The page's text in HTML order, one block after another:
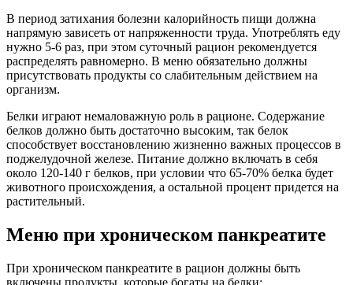
В период затихания болезни калорийность пищи должна
напрямую зависеть от напряженности труда. Употреблять еду
нужно 5-6 раз, при этом суточный рацион рекомендуется
распределять равномерно. В меню обязательно должны
присутствовать продукты со слабительным действием на
организм.
Белки играют немаловажную роль в рационе. Содержание
белков должно быть достаточно высоким, так белок
способствует восстановлению жизненно важных процессов в
поджелудочной железе. Питание должно включать в себя
около 120-140 г белков, при условии что 65-70% белка будет
животного происхождения, а остальной процент придется на
растительный.
Меню при хроническом панкреатите
При хроническом панкреатите в рацион должны быть
включены продукты, которые богаты на белки: